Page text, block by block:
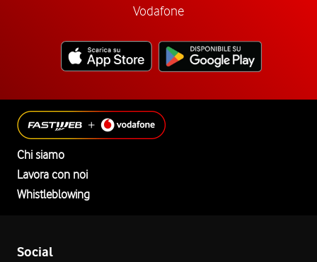
Vodafone
Chi siamo
Lavora con noi
Whistleblowing
Social